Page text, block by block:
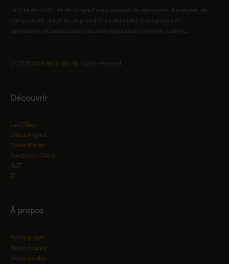
La Cité de la RSE et de l’impact vous permet de décrypter, d’analyser, de
comprendre, d’agir et de prendre les décisions stratégiques et
opérationnelles nécessaires au développement de votre activité.
© 2020 Cité de la RSE All rights reserved
Découvrir
Lab'Oïkos
Oïkos Impact
Oïkos Média
Fondation Oïkos
ISJT
JT
À propos
Notre projet
Notre équipe
Notre média